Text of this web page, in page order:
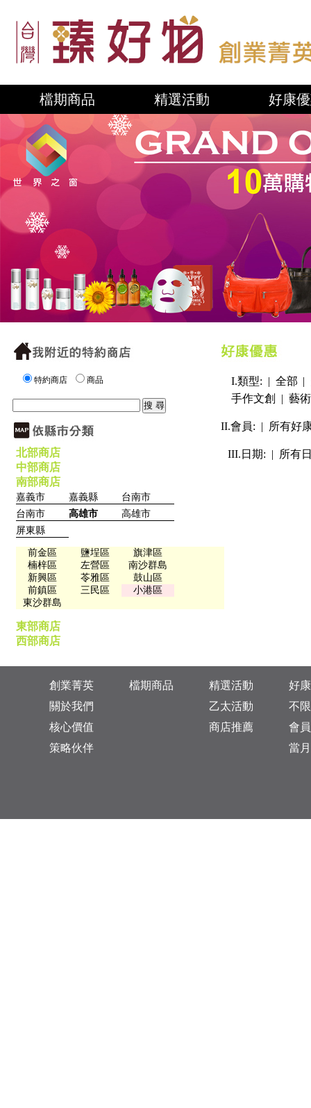
檔期商品 精選活動 好康
特約商店 商品
北部商店
中部商店
南部商店
嘉義市 嘉義縣
台南市
台南市
高雄市
高雄市
屏東縣
前金區 鹽埕區
旗津區
楠梓區
左營區
南沙群島
新興區
苓雅區
鼓山區
前鎮區
三民區
小港區
東沙群島
東部商店
西部商店
I.類型: | 全部 |
手作文創
| 藝
II.會員: | 所有好
III.日期: | 所有
創業菁英
關於我們
核心價值
策略伙伴
檔期商品
精選活動
乙太活動
商店推薦
好
不
會
當